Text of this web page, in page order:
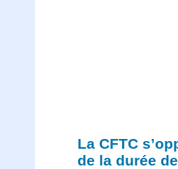
La CFTC
de la durée